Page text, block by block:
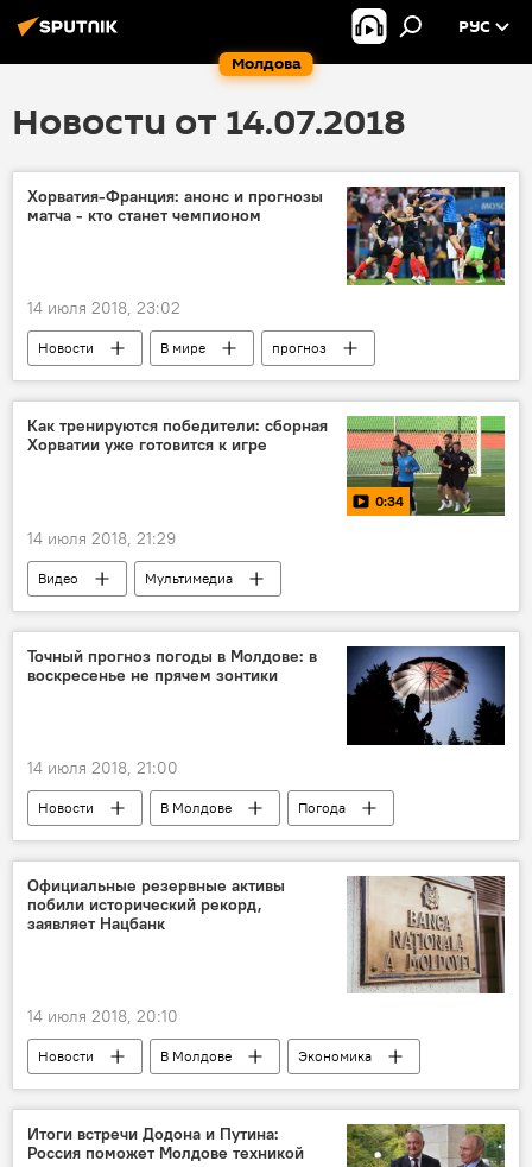
Молдова
РУС
Новости от 14.07.2018
Хорватия-Франция: анонс и прогнозы
матча - кто станет чемпионом
14 июля 2018, 23:02
Новости В мире
прогноз
чемпионы
Спорт Хорватия
Как тренируются победители: сборная
Хорватии уже готовится к игре
0:34
14 июля 2018, 21:29
Видео Мультимедиа
Точный прогноз погоды в Молдове: в
воскресенье не прячем зонтики
14 июля 2018, 21:00
Новости В Молдове Погода
Официальные резервные активы
побили исторический рекорд,
заявляет Нацбанк
14 июля 2018, 20:10
Новости В Молдове
Экономика
Национальный банк Молдовы
официальные резервные активы
финансы
Итоги встречи Додона и Путина:
Россия поможет Молдове техникой